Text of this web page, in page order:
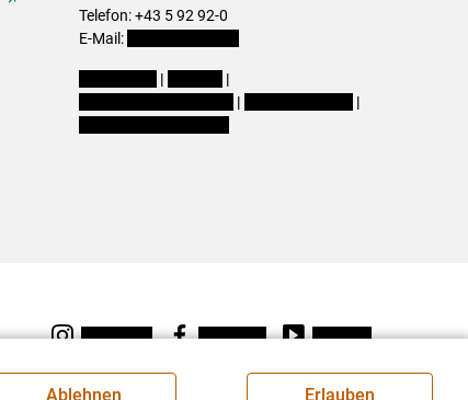
Telefon: +43 5 92 92-0
E-Mail:
|
|
|
|
Instagram Facebook Youtube
Ablehnen Erlauben